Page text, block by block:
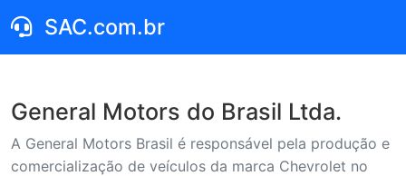
SAC.com.br
General Motors do Brasil Ltda.
A General Motors Brasil é responsável pela produção e
comercialização de veículos da marca Chevrolet no